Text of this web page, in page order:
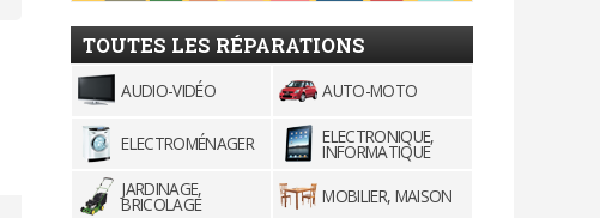
TOUTES LES RÉPARATIONS
AUDIO-VIDÉO AUTO-MOTO
ELECTROMÉNAGER ELECTRONIQUE,
INFORMATIQUE
JARDINAGE,
BRICOLAGE
MOBILIER, MAISON